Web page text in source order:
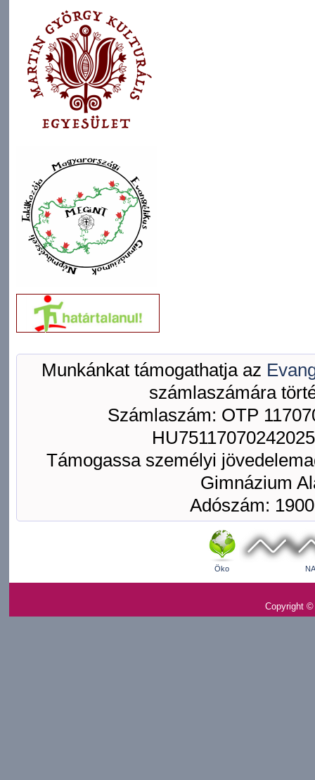
Munkánkat támogathatja az
számlaszámára
Számlaszám: OTP
Támogassa személyi
Gimnázium
Adószám:
Öko
Copyright